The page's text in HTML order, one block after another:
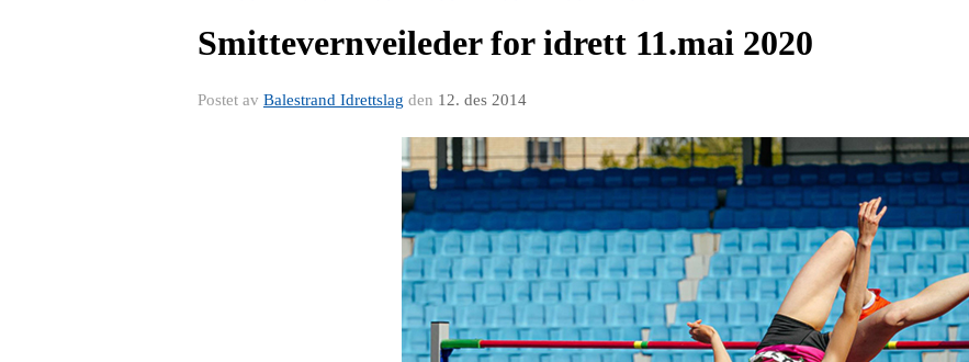
Smittevernveileder for idrett 11.mai 2020
Postet av Balestrand Idrettslag den 12. des 2014